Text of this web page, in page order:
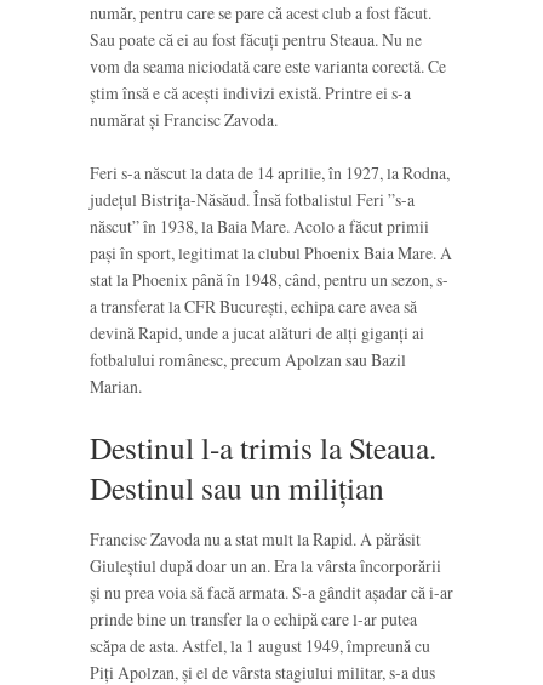
număr, pentru care se pare că acest club a fost făcut.
Sau poate că ei au fost făcuți pentru Steaua. Nu ne
vom da seama niciodată care este varianta corectă. Ce
știm însă e că acești indivizi există. Printre ei s-a
numărat și Francisc Zavoda.
Feri s-a născut la data de 14 aprilie, în 1927, la Rodna,
județul Bistrița-Năsăud. Însă fotbalistul Feri ”s-a
născut” în 1938, la Baia Mare. Acolo a făcut primii
pași în sport, legitimat la clubul Phoenix Baia Mare. A
stat la Phoenix până în 1948, când, pentru un sezon, s-
a transferat la CFR București, echipa care avea să
devină Rapid, unde a jucat alături de alți giganți ai
fotbalului românesc, precum Apolzan sau Bazil
Marian.
Destinul l-a trimis la Steaua.
Destinul sau un milițian
Francisc Zavoda nu a stat mult la Rapid. A părăsit
Giuleștiul după doar un an. Era la vârsta încorporării
și nu prea voia să facă armata. S-a gândit așadar că i-ar
prinde bine un transfer la o echipă care l-ar putea
scăpa de asta. Astfel, la 1 august 1949, împreună cu
Piți Apolzan, și el de vârsta stagiului militar, s-a dus